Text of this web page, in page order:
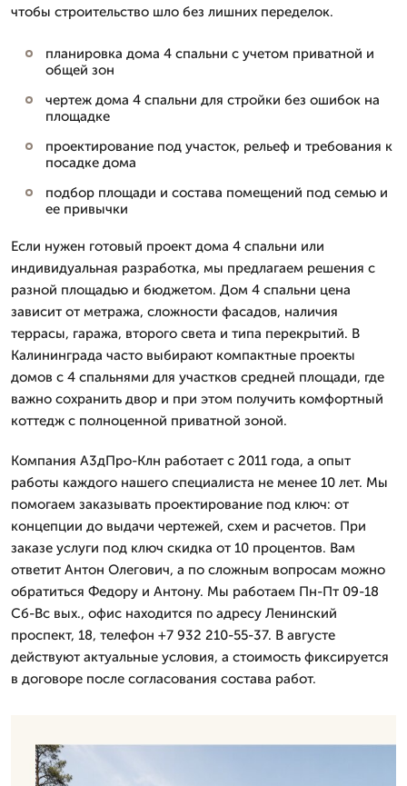
чтобы строительство шло без лишних переделок.
планировка дома 4 спальни с учетом приватной и
общей зон
чертеж дома 4 спальни для стройки без ошибок на
площадке
проектирование под участок, рельеф и требования к
посадке дома
подбор площади и состава помещений под семью и
ее привычки
Если нужен готовый проект дома 4 спальни или
индивидуальная разработка, мы предлагаем решения с
разной площадью и бюджетом. Дом 4 спальни цена
зависит от метража, сложности фасадов, наличия
террасы, гаража, второго света и типа перекрытий. В
Калининграда часто выбирают компактные проекты
домов с 4 спальнями для участков средней площади, где
важно сохранить двор и при этом получить комфортный
коттедж с полноценной приватной зоной.
Компания А3дПро-Клн работает с 2011 года, а опыт
работы каждого нашего специалиста не менее 10 лет. Мы
помогаем заказывать проектирование под ключ: от
концепции до выдачи чертежей, схем и расчетов. При
заказе услуги под ключ скидка от 10 процентов. Вам
ответит Антон Олегович, а по сложным вопросам можно
обратиться Федору и Антону. Мы работаем Пн-Пт 09-18
Сб-Вс вых., офис находится по адресу Ленинский
проспект, 18, телефон +7 932 210-55-37. В августе
действуют актуальные условия, а стоимость фиксируется
в договоре после согласования состава работ.